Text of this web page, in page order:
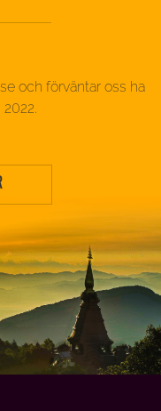
och förväntar oss ha